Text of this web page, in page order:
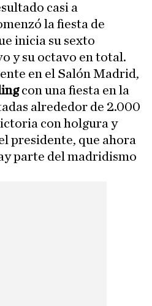
casi a
la fiesta de
inicia su sexto
y su octavo en total.
en el Salón Madrid,
con una fiesta en la
alrededor de 2.000
con holgura y
presidente, que ahora
parte del madridismo